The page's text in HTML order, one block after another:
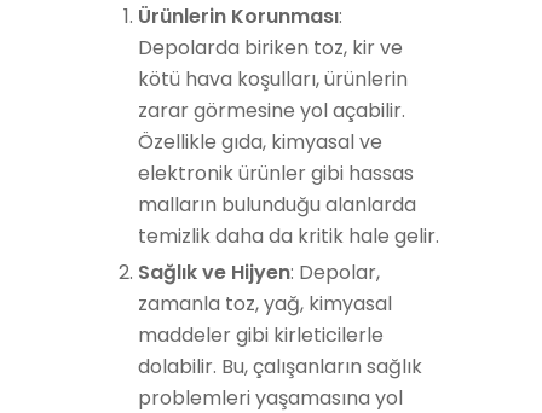
Ürünlerin Korunması:
Depolarda biriken toz, kir ve
kötü hava koşulları, ürünlerin
zarar görmesine yol açabilir.
Özellikle gıda, kimyasal ve
elektronik ürünler gibi hassas
malların bulunduğu alanlarda
temizlik daha da kritik hale gelir.
Sağlık ve Hijyen: Depolar,
zamanla toz, yağ, kimyasal
maddeler gibi kirleticilerle
dolabilir. Bu, çalışanların sağlık
problemleri yaşamasına yol